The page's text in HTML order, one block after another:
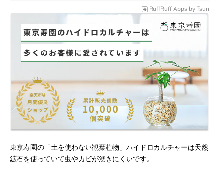
RuffRuff Apps byTsun
東京寿園の「土を使わない観葉植物」ハイドロカルチャーは天然
鉱石を使っていて虫やカビが湧きにくいです。